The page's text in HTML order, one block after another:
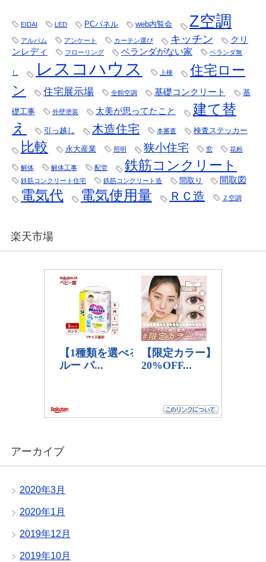
EIDAI LED PCパネル web内覧会 Z空調
アルバム アンケート カーテン選び キッチン
クリ
ンレディ
フローリング ベランダがない家 ベランダ無
し レスコハウス 上棟
住宅ロー
ン
住宅展示場 全館空調 基礎コンクリート 基
礎工事 外壁塗装 太美が思ってたこと
建て替
え
引っ越し 木造住宅 本審査 検査ステッカー
比較 永大産業 照明 狭小住宅 窓 花粉
解体 解体工事 配管 鉄筋コンクリート
鉄筋コンクリート住宅 鉄筋コンクリート造 間取り 間取図
電気代 電気使用量 ＲＣ造 Ｚ空調
楽天市場
アーカイブ
2020年3月
2020年1月
2019年12月
2019年10月